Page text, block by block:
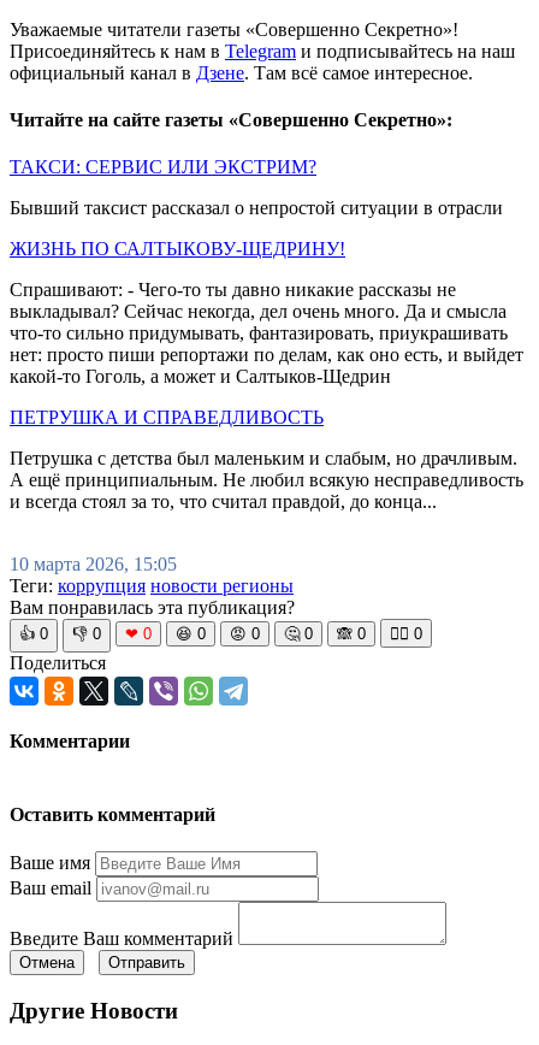
Уважаемые читатели газеты «Совершенно Секретно»!
Присоединяйтесь к нам в Telegram и подписывайтесь на наш
официальный канал в Дзене. Там всё самое интересное.
Читайте на сайте газеты «Совершенно Секретно»:
ТАКСИ: СЕРВИС ИЛИ ЭКСТРИМ?
Бывший таксист рассказал о непростой ситуации в отрасли
ЖИЗНЬ ПО САЛТЫКОВУ-ЩЕДРИНУ!
Спрашивают: - Чего-то ты давно никакие рассказы не
выкладывал? Сейчас некогда, дел очень много. Да и смысла
что-то сильно придумывать, фантазировать, приукрашивать
нет: просто пиши репортажи по делам, как оно есть, и выйдет
какой-то Гоголь, а может и Салтыков-Щедрин
ПЕТРУШКА И СПРАВЕДЛИВОСТЬ
Петрушка с детства был маленьким и слабым, но драчливым.
А ещё принципиальным. Не любил всякую несправедливость
и всегда стоял за то, что считал правдой, до конца...
10 марта 2026, 15:05
Теги: коррупция новости регионы
Вам понравилась эта публикация?
👍 0 👎 0 ❤ 0 😆 0 😡 0 🤔 0 🙈 0 🧘‍♀️ 0
Поделиться
Комментарии
Оставить комментарий
Ваше имя
Ваш email
Введите Ваш комментарий
Отмена Отправить
Другие Новости